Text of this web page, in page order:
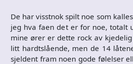
De har visstnok spilt noe som
jeg hva faen det er for noe, totalt
mine ører er dette rock av
litt hardtslående, men de 14
sjeldent fram noen gode følelser